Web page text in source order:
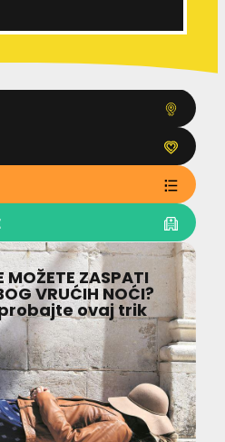
MOŽETE ZASPATI
VRUĆIH NOĆI?
ovaj trik